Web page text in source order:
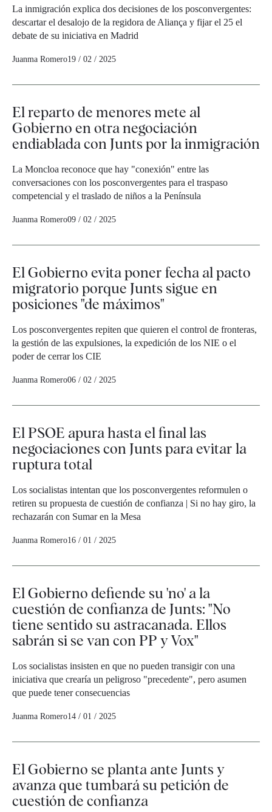
La inmigración explica dos decisiones de los posconvergentes:
descartar el desalojo de la regidora de Aliança y fijar el 25 el
debate de su iniciativa en Madrid
Juanma Romero19 / 02 / 2025
El reparto de menores mete al
Gobierno en otra negociación
endiablada con Junts por la inmigración
La Moncloa reconoce que hay "conexión" entre las
conversaciones con los posconvergentes para el traspaso
competencial y el traslado de niños a la Península
Juanma Romero09 / 02 / 2025
El Gobierno evita poner fecha al pacto
migratorio porque Junts sigue en
posiciones "de máximos"
Los posconvergentes repiten que quieren el control de fronteras,
la gestión de las expulsiones, la expedición de los NIE o el
poder de cerrar los CIE
Juanma Romero06 / 02 / 2025
El PSOE apura hasta el final las
negociaciones con Junts para evitar la
ruptura total
Los socialistas intentan que los posconvergentes reformulen o
retiren su propuesta de cuestión de confianza | Si no hay giro, la
rechazarán con Sumar en la Mesa
Juanma Romero16 / 01 / 2025
El Gobierno defiende su 'no' a la
cuestión de confianza de Junts: "No
tiene sentido su astracanada. Ellos
sabrán si se van con PP y Vox"
Los socialistas insisten en que no pueden transigir con una
iniciativa que crearía un peligroso "precedente", pero asumen
que puede tener consecuencias
Juanma Romero14 / 01 / 2025
El Gobierno se planta ante Junts y
avanza que tumbará su petición de
cuestión de confianza